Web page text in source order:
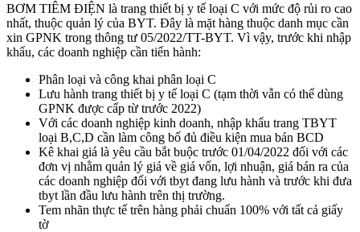
BƠM TIÊM ĐIỆN là trang thiết bị y tế loại C với mức độ rủi ro cao
nhất, thuộc quản lý của BYT. Đây là mặt hàng thuộc danh mục cần
xin GPNK trong thông tư 05/2022/TT-BYT. Vì vậy, trước khi nhập
khẩu, các doanh nghiệp cần tiến hành:
Phân loại và công khai phân loại C
Lưu hành trang thiết bị y tế loại C (tạm thời vẫn có thể dùng
GPNK được cấp từ trước 2022)
Với các doanh nghiệp kinh doanh, nhập khẩu trang TBYT
loại B,C,D cần làm công bố đủ điều kiện mua bán BCD
Kê khai giá là yêu cầu bắt buộc trước 01/04/2022 đối với các
đơn vị nhằm quản lý giá về giá vốn, lợi nhuận, giá bán ra của
các doanh nghiệp đối với tbyt đang lưu hành và trước khi đưa
tbyt lần đầu lưu hành trên thị trường.
Tem nhãn thực tế trên hàng phải chuẩn 100% với tất cả giấy
tờ